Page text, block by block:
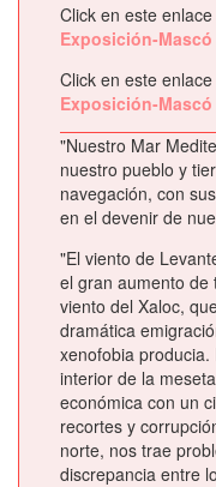
Click en este
Exposición-Mascó
Click en este
Exposición-Mascó
"Nuestro Mar
nuestro pueblo y
navegación, con
en el devenir de
"El viento de
el gran aumento de
viento del Xaloc,
dramática
xenofobia
interior de la
económica con un
recortes y
norte, nos trae
discrepancia entre